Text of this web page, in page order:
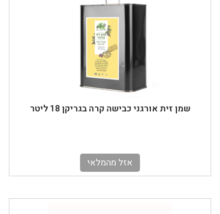
שמן זית אורגני כבישה קרה בגריקן 18 ליטר
אזל מהמלאי